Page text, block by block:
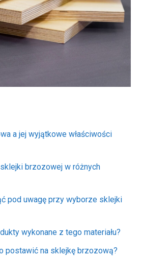
a jej wyjątkowe właściwości
brzozowej w różnych
pod uwagę przy wyborze sklejki
wykonane z tego materiału?
postawić na sklejkę brzozową?